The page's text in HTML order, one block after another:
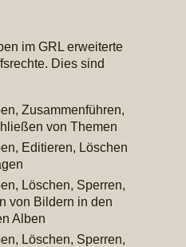
im GRL erweiterte
Dies sind
Zusammenführen,
von Themen
Editieren, Löschen
Löschen, Sperren,
von Bildern in den
Alben
Löschen, Sperren,